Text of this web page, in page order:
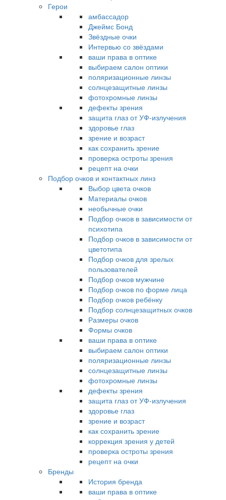
Герои
амбассадор
Джеймс Бонд
Звёздные очки
Интервью со звёздами
ваши права в оптике
выбираем салон оптики
поляризационные линзы
солнцезащитные линзы
фотохромные линзы
дефекты зрения
защита глаз от УФ-излучения
здоровье глаз
зрение и возраст
как сохранить зрение
проверка остроты зрения
рецепт на очки
Подбор очков и контактных линз
Выбор цвета очков
Материалы очков
необычные очки
Подбор очков в зависимости от
психотипа
Подбор очков в зависимости от
цветотипа
Подбор очков для зрелых
пользователей
Подбор очков мужчине
Подбор очков по форме лица
Подбор очков ребёнку
Подбор солнцезащитных очков
Размеры очков
Формы очков
ваши права в оптике
выбираем салон оптики
поляризационные линзы
солнцезащитные линзы
фотохромные линзы
дефекты зрения
защита глаз от УФ-излучения
здоровье глаз
зрение и возраст
как сохранить зрение
коррекция зрения у детей
проверка остроты зрения
рецепт на очки
Бренды
История бренда
ваши права в оптике